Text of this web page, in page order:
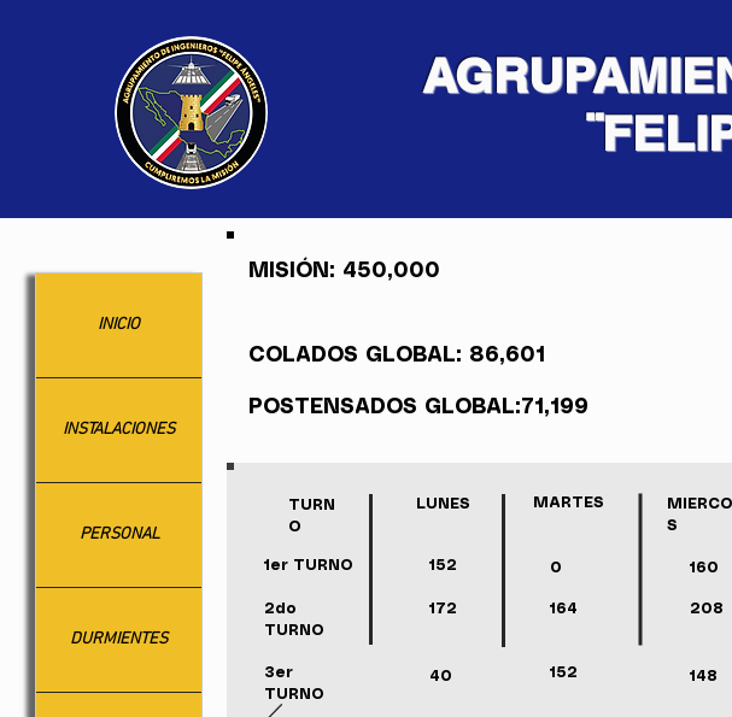
INICIO
INSTALACIONES
PERSONAL
DURMIENTES
MISIÓN: 450,000
COLADOS GLOBAL: 86,601
POSTENSADOS GLOBAL:71,199
TURN
O
MARTES
S
LUNES
1er TURNO 152 0 160
2do
TURNO
172 164 208
3er
TURNO
40 152 148